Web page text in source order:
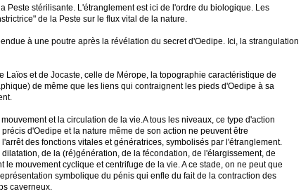
Peste stérilisante. L'étranglement est ici de l'ordre du biologique. Les
de la Peste sur le flux vital de la nature.
à une poutre après la révélation du secret d'Oedipe. Ici, la strangulation
et de Jocaste, celle de Mérope, la topographie caractéristique de
de même que les liens qui contraignent les pieds d'Oedipe à sa
et la circulation de la vie.A tous les niveaux, ce type d'action
d'Oedipe et la nature même de son action ne peuvent être
des fonctions vitales et génératrices, symbolisés par l'étranglement.
de la (ré)génération, de la fécondation, de l'élargissement, de
mouvement cyclique et centrifuge de la vie. A ce stade, on ne peut que
symbolique du pénis qui enfle du fait de la contraction des
caverneux.